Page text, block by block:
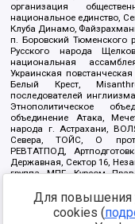
организация
национальное единство,
Клуба Динамо,
п. Боровский Тюменского
Русского народа
национальная
Украинская
Белый Крест,
последователей
Этнополитическое
объединение Атака,
народа г. Астрахани,
Севера, ТОЙС, О
РЕВТАТПОД,
Державная, Сектор 16,
группа МПГ, Курсом
Благотворительный
Арестантское уголовное
Дафа, Иртыш Ultras,
Для повышения
cookies (